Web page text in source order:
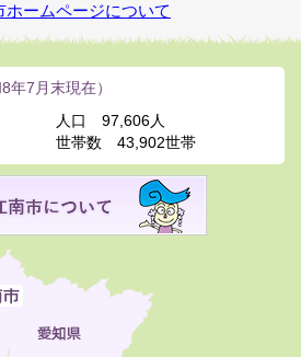
ホームページについて
8年7月末現在）
人口
97,606人
世帯数
43,902世帯